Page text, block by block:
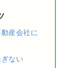
産会社に
ない